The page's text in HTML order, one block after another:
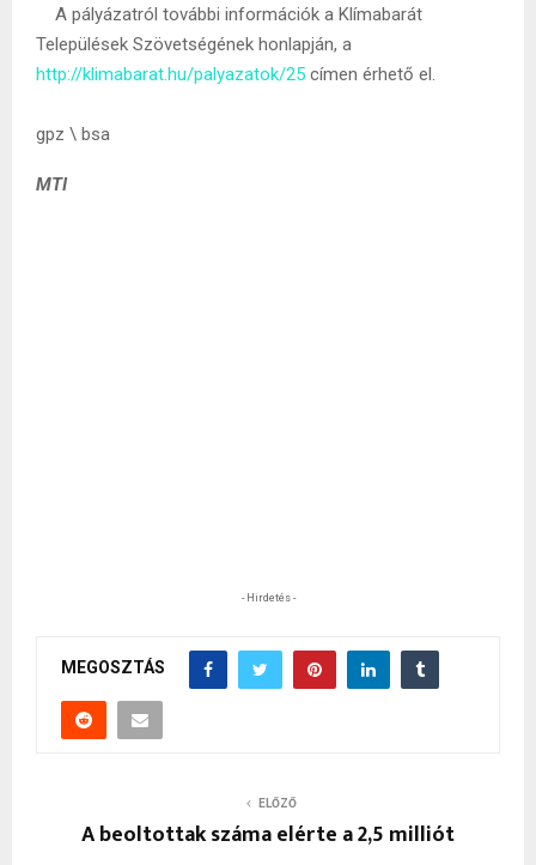
A pályázatról további információk a Klímabarát
Települések Szövetségének honlapján, a
http://klimabarat.hu/palyazatok/25 címen érhető el.
gpz \ bsa
MTI
- Hirdetés -
MEGOSZTÁS
ELŐZŐ
A beoltottak száma elérte a 2,5 milliót